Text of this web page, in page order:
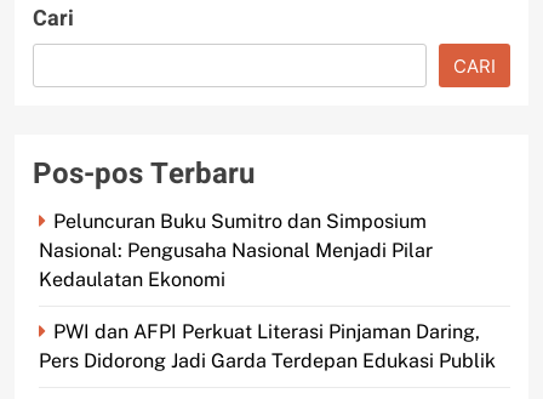
Cari
CARI
Pos-pos Terbaru
Peluncuran Buku Sumitro dan Simposium
Nasional: Pengusaha Nasional Menjadi Pilar
Kedaulatan Ekonomi
PWI dan AFPI Perkuat Literasi Pinjaman Daring,
Pers Didorong Jadi Garda Terdepan Edukasi Publik